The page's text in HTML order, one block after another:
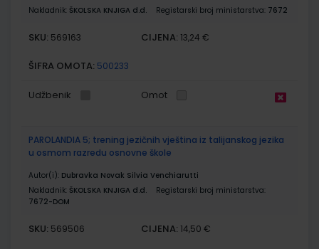
Nakladnik: ŠKOLSKA KNJIGA d.d. Registarski broj ministarstva: 7672
SKU: 569163 CIJENA: 13,24 €
ŠIFRA OMOTA: 500233
Udžbenik Omot
PAROLANDIA 5; trening jezičnih vještina iz talijanskog jezika
u osmom razredu osnovne škole
Autor(i): Dubravka Novak Silvia Venchiarutti
Nakladnik: ŠKOLSKA KNJIGA d.d.
Registarski broj ministarstva:
7672-DOM
SKU: 569506 CIJENA: 14,50 €